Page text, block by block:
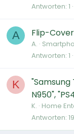
Antworten 1
A Flip-
A.
Antworten 1
K
"Samsung
N950",
K. Home
Antworten 19